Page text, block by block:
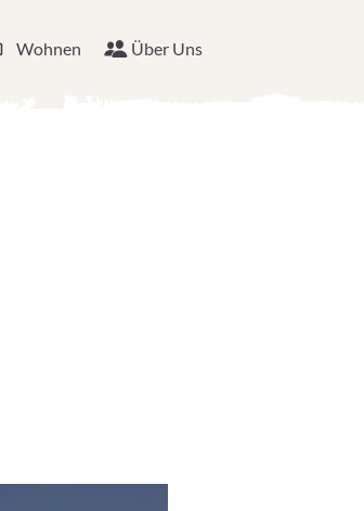
Wohnen Über Uns